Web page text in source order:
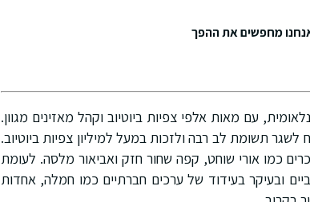
מחפשים את ההפך
עם מאות אלפי צפיות ביוטיוב וקהל מאזינים מגוון.
תשומת לב רבה ולזכות במעל למיליון צפיות ביוטיוב.
כמו אורי שוחט, קפה שחור חזק ואביאור מלסה. לעומת
ובעיקר בעידוד של ערכים חברתיים כמו חמלה, אחדות